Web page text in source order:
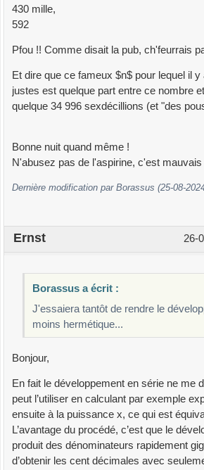
430 mille,
592
Pfou !! Comme disait la pub, ch'feurrais
Et dire que ce fameux $n$ pour lequel il
justes est quelque part entre ce nombre
quelque 34 996 sexdécillions (et "des
Bonne nuit quand même !
N'abusez pas de l'aspirine, c'est
Dernière modification par Borassus (25-08-
26-
Ernst
Borassus a écrit :
J'essaiera tantôt de rendre le
moins hermétique...
Bonjour,
En fait le développement en série ne me
peut l’utiliser en calculant par exemple
ensuite à la puissance x, ce qui est
L’avantage du procédé, c’est que le
produit des dénominateurs rapidement
d’obtenir les cent décimales avec